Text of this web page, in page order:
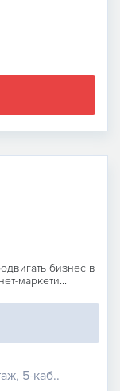
бизнес в
маркети...
5-каб..